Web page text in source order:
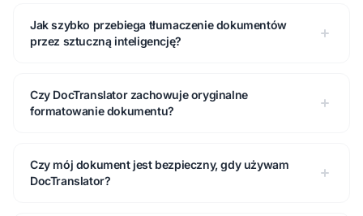
Jak szybko przebiega tłumaczenie dokumentów
przez sztuczną inteligencję?
Czy DocTranslator zachowuje oryginalne
formatowanie dokumentu?
Czy mój dokument jest bezpieczny, gdy używam
DocTranslator?